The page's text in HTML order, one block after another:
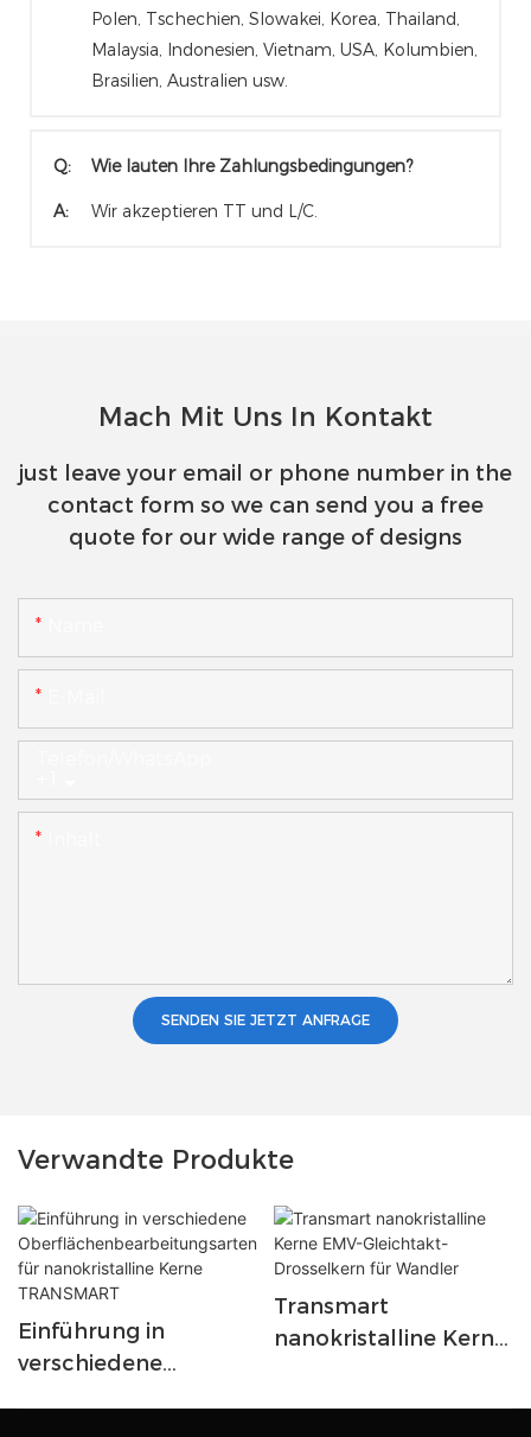
Polen, Tschechien, Slowakei, Korea, Thailand,
Malaysia, Indonesien, Vietnam, USA, Kolumbien,
Brasilien, Australien usw.
Q: Wie lauten Ihre Zahlungsbedingungen?
A: Wir akzeptieren TT und L/C.
Mach Mit Uns In Kontakt
just leave your email or phone number in the
contact form so we can send you a free
quote for our wide range of designs
SENDEN SIE JETZT ANFRAGE
Verwandte Produkte
Einführung in
verschiedene
Transmart
nanokristalline Kerne
Drosselkern für